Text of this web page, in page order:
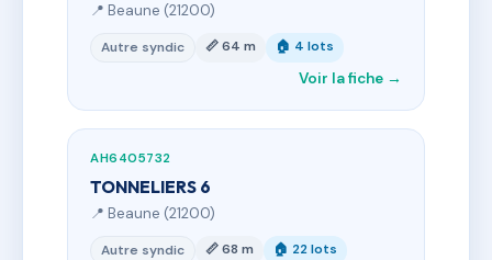
📍 Beaune (21200)
Autre syndic 📏 64 m 🏠 4 lots
Voir la fiche →
AH6405732
TONNELIERS 6
📍 Beaune (21200)
Autre syndic 📏 68 m 🏠 22 lots